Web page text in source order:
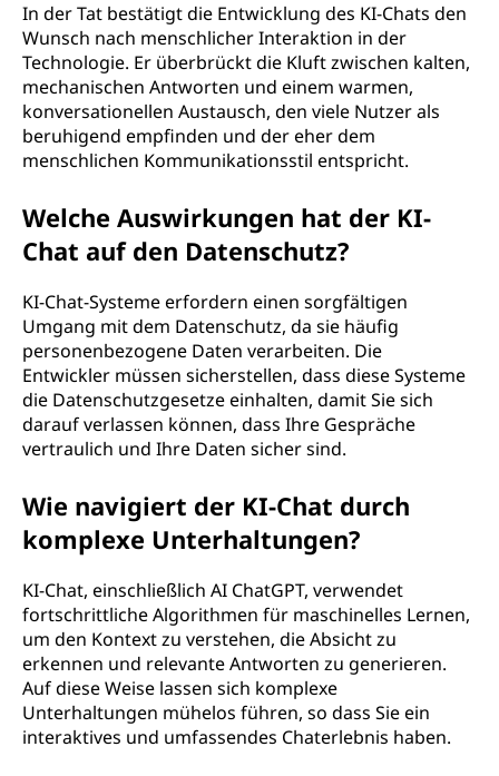
In der Tat bestätigt die Entwicklung des KI-Chats den
Wunsch nach menschlicher Interaktion in der
Technologie. Er überbrückt die Kluft zwischen kalten,
mechanischen Antworten und einem warmen,
konversationellen Austausch, den viele Nutzer als
beruhigend empfinden und der eher dem
menschlichen Kommunikationsstil entspricht.
Welche Auswirkungen hat der KI-
Chat auf den Datenschutz?
KI-Chat-Systeme erfordern einen sorgfältigen
Umgang mit dem Datenschutz, da sie häufig
personenbezogene Daten verarbeiten. Die
Entwickler müssen sicherstellen, dass diese Systeme
die Datenschutzgesetze einhalten, damit Sie sich
darauf verlassen können, dass Ihre Gespräche
vertraulich und Ihre Daten sicher sind.
Wie navigiert der KI-Chat durch
komplexe Unterhaltungen?
KI-Chat, einschließlich AI ChatGPT, verwendet
fortschrittliche Algorithmen für maschinelles Lernen,
um den Kontext zu verstehen, die Absicht zu
erkennen und relevante Antworten zu generieren.
Auf diese Weise lassen sich komplexe
Unterhaltungen mühelos führen, so dass Sie ein
interaktives und umfassendes Chaterlebnis haben.